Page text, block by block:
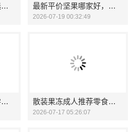
城市网红海苔哪家好选零食大明星 最新平价坚果哪家好，零食大明星自然原物
2026-07-19 00:32:49
城市网红海苔哪家好零食大明星 散装果冻成人推荐零食大明星
2026-07-17 05:26:07